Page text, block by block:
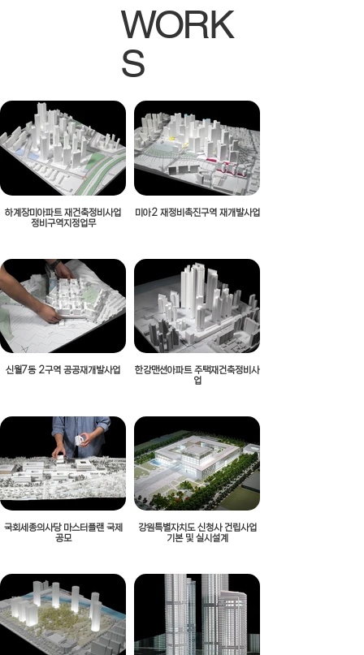
WORK
S
하계장미아파트 재건축정비사업
정비구역지정업무
미아2 재정비촉진구역 재개발사업
신월7동 2구역 공공재개발사업
한강맨션아파트 주택재건축정비사
업
국회세종의사당 마스터플랜 국제
공모
강원특별자치도 신청사 건립사업
기본 및 실시설계